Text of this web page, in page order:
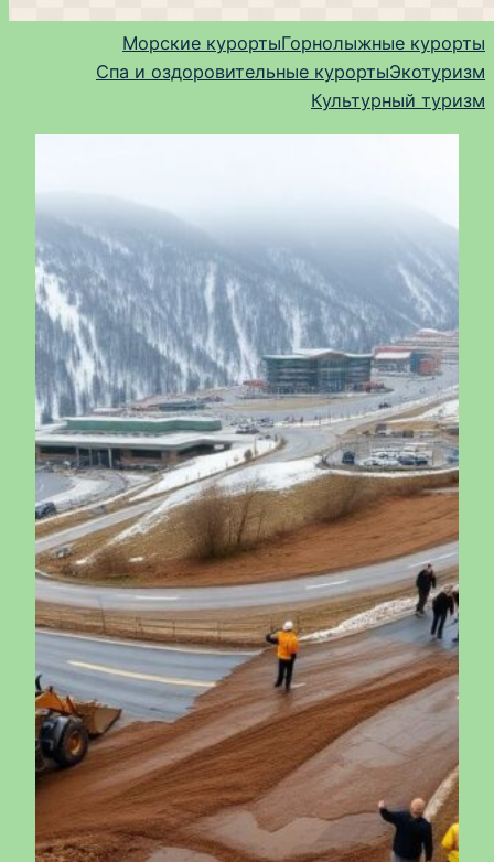
Морские курортыГорнолыжные курорты
Спа и оздоровительные курортыЭкотуризм
Культурный туризм